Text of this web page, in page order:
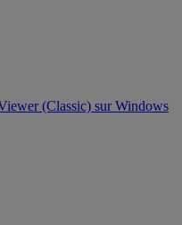
(Classic) sur Windows